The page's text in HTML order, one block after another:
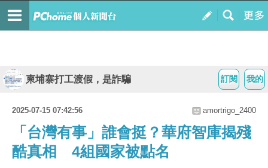
我的
訂閱
柬埔寨打工渡假，是詐騙
2025-07-15 07:42:56 amortrigo_2400
「台灣有事」誰會挺？華府智庫揭殘
酷真相 4組國家被點名